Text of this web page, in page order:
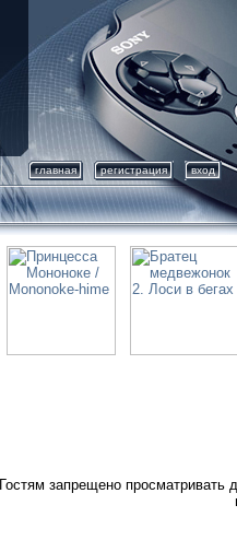
главная регистрация вход
Гостям запрещено просматривать